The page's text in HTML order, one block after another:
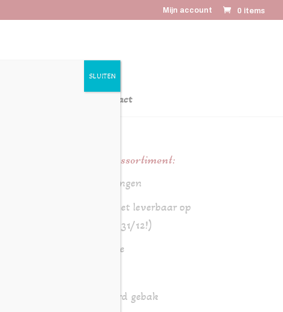
Mijn account 0 items
Contact
Online assortiment:
Aanbiedingen
Brood (niet leverbaar op
24/12 en 31/12!)
Chocolade
Gesorteerd gebak
SLUITEN